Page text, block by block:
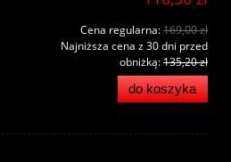
Cena regularna:169,00 zł
Najniższa cena z 30 dni przed
obniżką:135,20 zł
do koszyka